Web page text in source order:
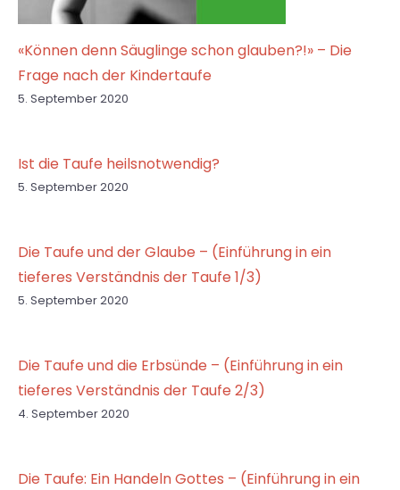
«Können denn Säuglinge schon glauben?!» – Die
Frage nach der Kindertaufe
5. September 2020
Ist die Taufe heilsnotwendig?
5. September 2020
Die Taufe und der Glaube – (Einführung in ein
tieferes Verständnis der Taufe 1/3)
5. September 2020
Die Taufe und die Erbsünde – (Einführung in ein
tieferes Verständnis der Taufe 2/3)
4. September 2020
Die Taufe: Ein Handeln Gottes – (Einführung in ein